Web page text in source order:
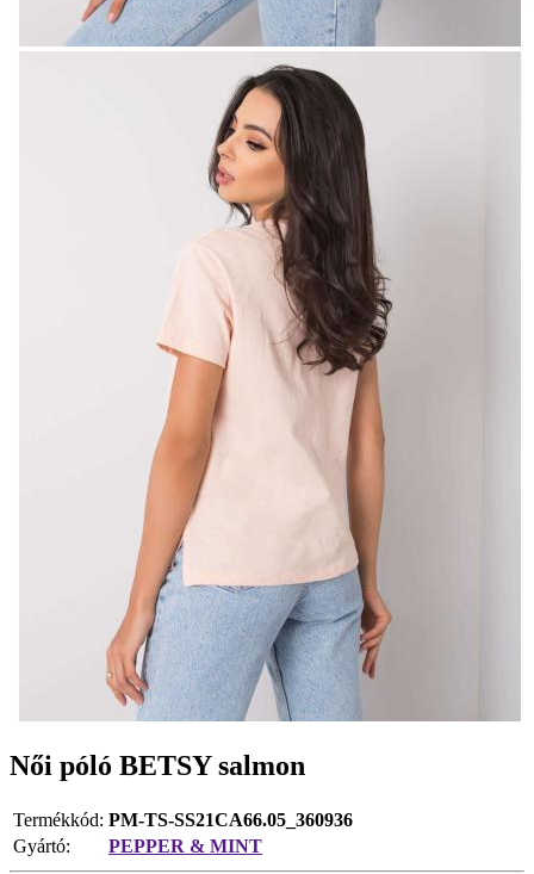
Női póló BETSY salmon
Termékkód: PM-TS-SS21CA66.05_360936
Gyártó:
PEPPER & MINT